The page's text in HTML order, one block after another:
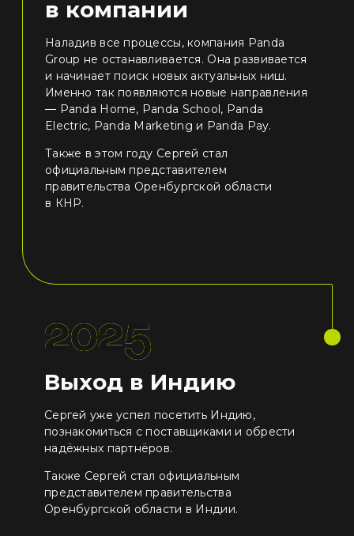
в компании
Наладив все процессы, компания Panda
Group не останавливается. Она развивается
и начинает поиск новых актуальных ниш.
Именно так появляются новые направления
— Panda Home, Panda School, Panda
Electric, Panda Marketing и Panda Pay.
Также в этом году Сергей стал
официальным представителем
правительства Оренбургской области
в КНР.
2025
Выход в Индию
Сергей уже успел посетить Индию,
познакомиться с поставщиками и обрести
надёжных партнёров.
Также Сергей стал официальным
представителем правительства
Оренбургской области в Индии.